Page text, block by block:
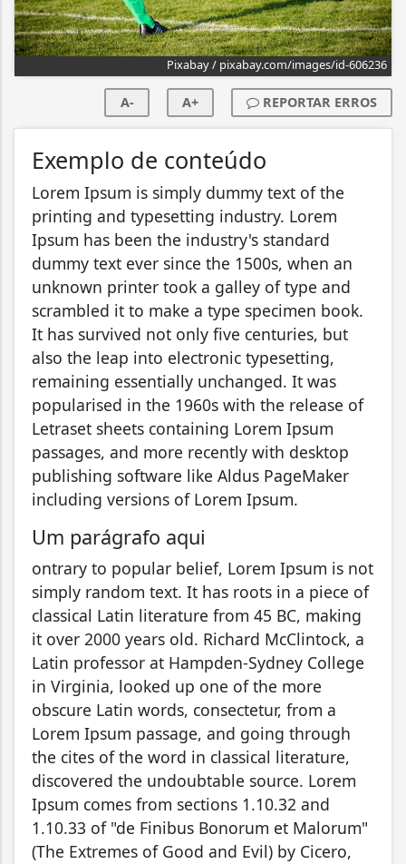
Pixabay / pixabay.com/images/id-606236
A- A+ REPORTAR ERROS
Exemplo de conteúdo
Lorem Ipsum is simply dummy text of the
printing and typesetting industry. Lorem
Ipsum has been the industry's standard
dummy text ever since the 1500s, when an
unknown printer took a galley of type and
scrambled it to make a type specimen book.
It has survived not only five centuries, but
also the leap into electronic typesetting,
remaining essentially unchanged. It was
popularised in the 1960s with the release of
Letraset sheets containing Lorem Ipsum
passages, and more recently with desktop
publishing software like Aldus PageMaker
including versions of Lorem Ipsum.
Um parágrafo aqui
ontrary to popular belief, Lorem Ipsum is not
simply random text. It has roots in a piece of
classical Latin literature from 45 BC, making
it over 2000 years old. Richard McClintock, a
Latin professor at Hampden-Sydney College
in Virginia, looked up one of the more
obscure Latin words, consectetur, from a
Lorem Ipsum passage, and going through
the cites of the word in classical literature,
discovered the undoubtable source. Lorem
Ipsum comes from sections 1.10.32 and
1.10.33 of "de Finibus Bonorum et Malorum"
(The Extremes of Good and Evil) by Cicero,